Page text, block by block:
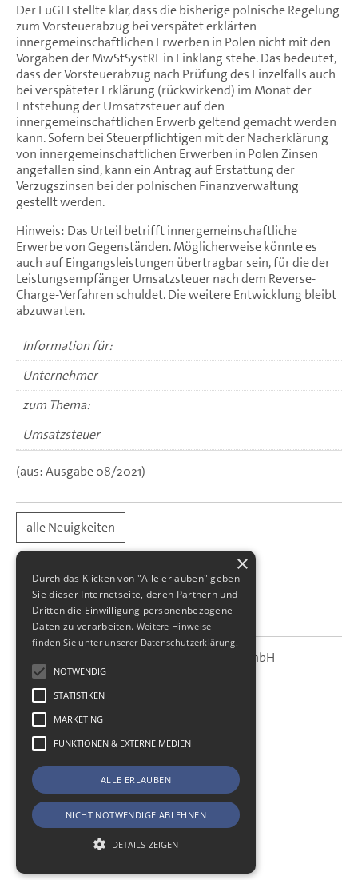
Der EuGH stellte klar, dass die bisherige polnische Regelung
zum Vorsteuerabzug bei verspätet erklärten
innergemeinschaftlichen Erwerben in Polen nicht mit den
Vorgaben der MwStSystRL in Einklang stehe. Das bedeutet,
dass der Vorsteuerabzug nach Prüfung des Einzelfalls auch
bei verspäteter Erklärung (rückwirkend) im Monat der
Entstehung der Umsatzsteuer auf den
innergemeinschaftlichen Erwerb geltend gemacht werden
kann. Sofern bei Steuerpflichtigen mit der Nacherklärung
von innergemeinschaftlichen Erwerben in Polen Zinsen
angefallen sind, kann ein Antrag auf Erstattung der
Verzugszinsen bei der polnischen Finanzverwaltung
gestellt werden.
Hinweis: Das Urteil betrifft innergemeinschaftliche
Erwerbe von Gegenständen. Möglicherweise könnte es
auch auf Eingangsleistungen übertragbar sein, für die der
Leistungsempfänger Umsatzsteuer nach dem Reverse-
Charge-Verfahren schuldet. Die weitere Entwicklung bleibt
abzuwarten.
Information für:
Unternehmer
zum Thema:
Umsatzsteuer
(aus: Ausgabe 08/2021)
alle Neuigkeiten
SBS
SBS Richter, Trenner & Kollegen GmbH
Steuerberatungsgesellschaft
Hohe Straße 55
01187Dresden
Telefax:+49 (0) 351 - 87 32 699
E-Mail:kanzlei@sbsdresden.de
ESt-Helfer
Start
Impressum
Datenschutz
×
Durch das Klicken von "Alle erlauben" geben
Sie dieser Internetseite, deren Partnern und
Dritten die Einwilligung personenbezogene
Daten zu verarbeiten. Weitere Hinweise
finden Sie unter unserer Datenschutzerklärung.
NOTWENDIG
STATISTIKEN
MARKETING
FUNKTIONEN & EXTERNE MEDIEN
ALLE ERLAUBEN
NICHT NOTWENDIGE ABLEHNEN
DETAILS ZEIGEN